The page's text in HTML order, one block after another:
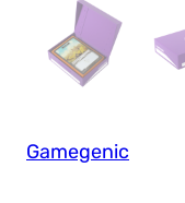
Gamegenic